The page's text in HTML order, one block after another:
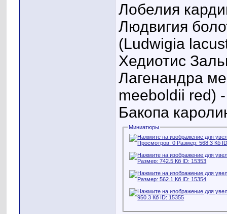
Лобелия
Людвигия
(Ludwigia
Хедиотис
Лагенандра
meeboldii red)
Бакопа
Миниатюры